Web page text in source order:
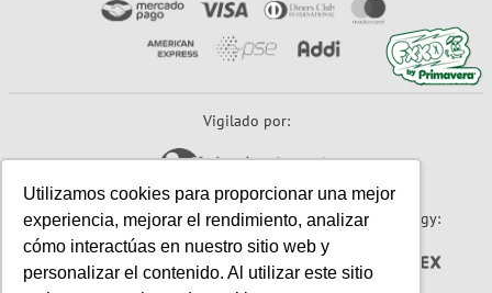
Utilizamos cookies para proporcionar una mejor
experiencia, mejorar el rendimiento, analizar
cómo interactúas en nuestro sitio web y
personalizar el contenido. Al utilizar este sitio
Vigilado por:
Sitio seguro: Powered By: Technology: